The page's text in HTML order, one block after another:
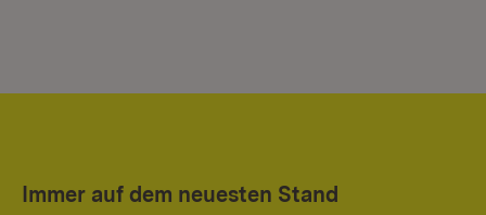
Immer auf dem neuesten Stand